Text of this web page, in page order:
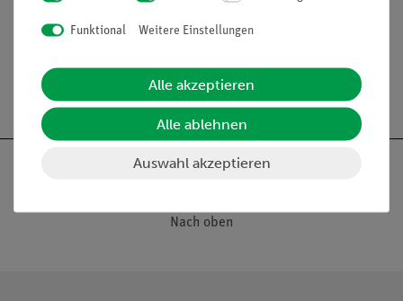
Nach oben
Funktional Weitere Einstellungen
Alle akzeptieren
Alle ablehnen
Auswahl akzeptieren